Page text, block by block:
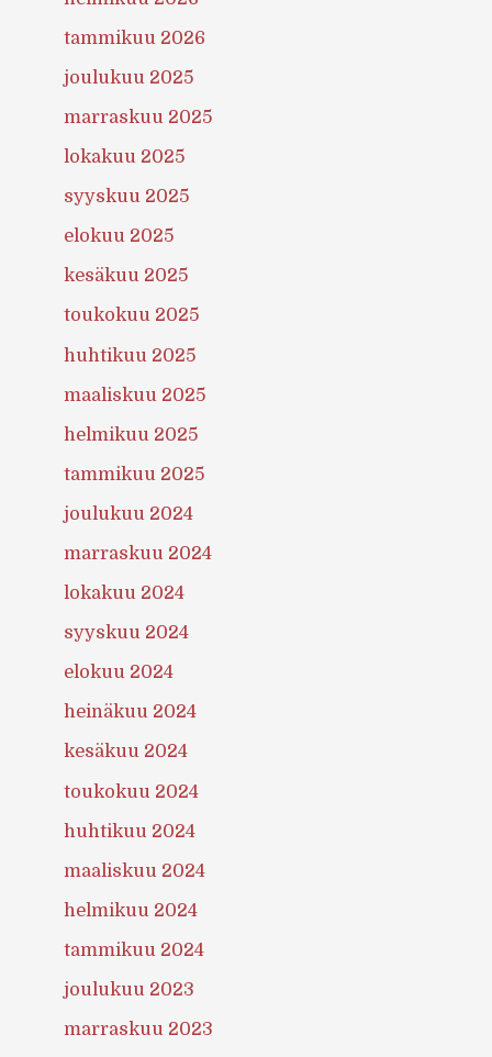
tammikuu 2026
joulukuu 2025
marraskuu 2025
lokakuu 2025
syyskuu 2025
elokuu 2025
kesäkuu 2025
toukokuu 2025
huhtikuu 2025
maaliskuu 2025
helmikuu 2025
tammikuu 2025
joulukuu 2024
marraskuu 2024
lokakuu 2024
syyskuu 2024
elokuu 2024
heinäkuu 2024
kesäkuu 2024
toukokuu 2024
huhtikuu 2024
maaliskuu 2024
helmikuu 2024
tammikuu 2024
joulukuu 2023
marraskuu 2023